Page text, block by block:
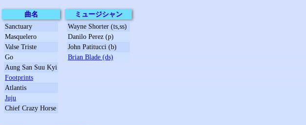
曲名
Sanctuary
Masquelero
Valse Triste
Go
Aung San Suu Kyi
Footprints
Atlantis
Juju
Chief Crazy Horse
ミュージシャン
Wayne Shorter (ts,ss)
Danilo Perez (p)
John Patitucci (b)
Brian Blade (ds)